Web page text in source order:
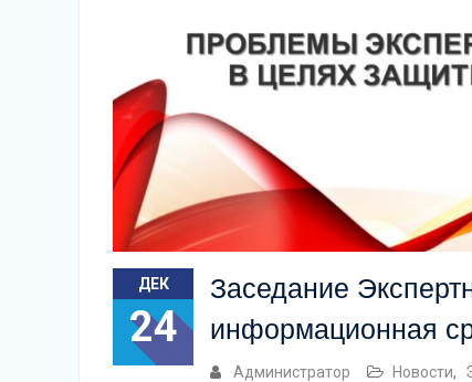
ДЕК
24
Заседание
информационная
Администратор Новости,